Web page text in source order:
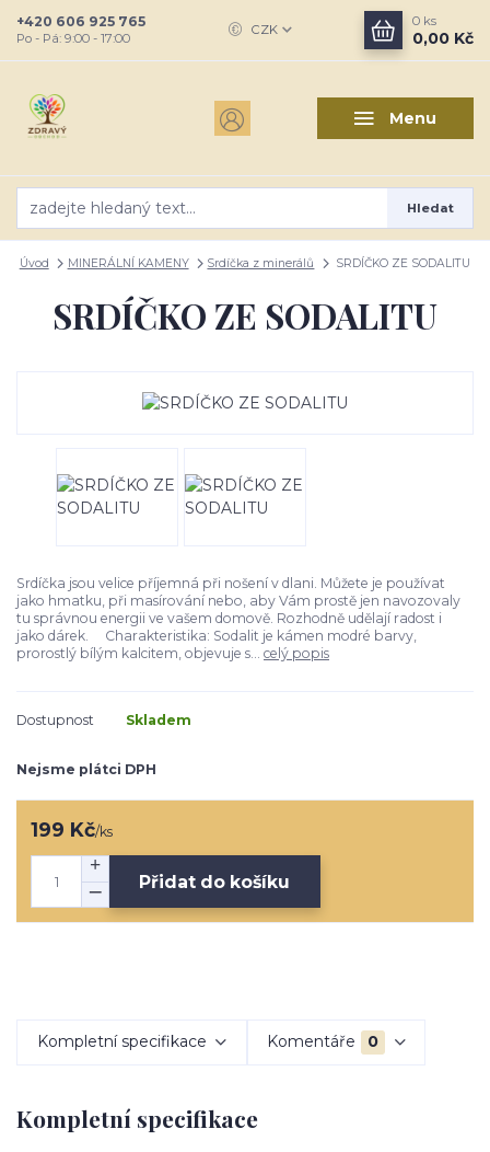
Menu
CZK
Hledat
+420 606 925 765
Po - Pá: 9:00 - 17:00
0 ks
0,00 Kč
Úvod MINERÁLNÍ KAMENY Srdíčka z minerálů SRDÍČKO ZE SODALITU
SRDÍČKO ZE SODALITU
Srdíčka jsou velice příjemná při nošení v dlani. Můžete je používat
jako hmatku, při masírování nebo, aby Vám prostě jen navozovaly
tu správnou energii ve vašem domově. Rozhodně udělají radost i
jako dárek. Charakteristika: Sodalit je kámen modré barvy,
prorostlý bílým kalcitem, objevuje s... celý popis
Dostupnost Skladem
Nejsme plátci DPH
199 Kč/ks
Přidat do košíku
Kompletní specifikace Komentáře 0
Kompletní specifikace